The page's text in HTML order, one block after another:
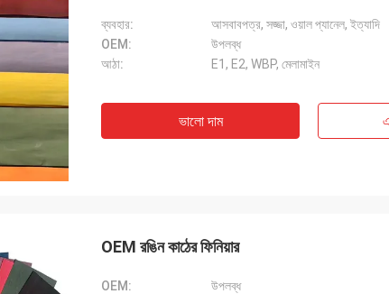
ব্যবহার:
আসবাবপত্র, সজ্জা, ওয়াল প্যানেল, ইত্যাদি
OEM:
উপলব্ধ
আঠা:
E1, E2, WBP, মেলামাইন
ভালো দাম
OEM রঙিন কাঠের ফিনিয়ার
OEM:
উপলব্ধ